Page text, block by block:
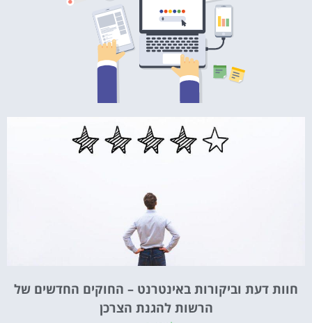
חוות דעת וביקורות באינטרנט – החוקים החדשים של
הרשות להגנת הצרכן